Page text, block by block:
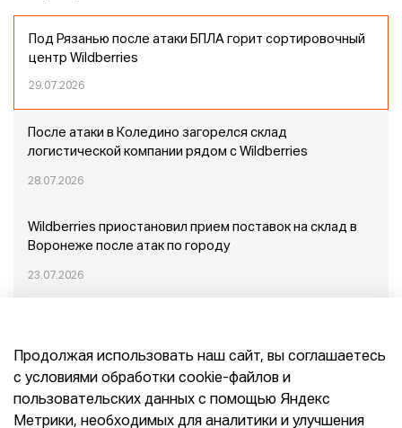
Под Рязанью после атаки БПЛА горит сортировочный
центр Wildberries
29.07.2026
После атаки в Коледино загорелся склад
логистической компании рядом с Wildberries
28.07.2026
Wildberries приостановил прием поставок на склад в
Воронеже после атак по городу
23.07.2026
Конец эпохи маркетплейсов: прогнозы сооснователя
Продолжая использовать наш сайт, вы соглашаетесь
с условиями обработки cookie-файлов и
пользовательских данных с помощью Яндекс
Метрики, необходимых для аналитики и улучшения